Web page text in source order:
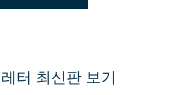
터 최신판 보기